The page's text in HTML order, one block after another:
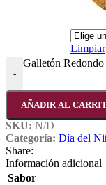
Limpiar
-
Galletón
AÑADIR AL
SKU: N/D
Categoría: Día del
Share:
Información adicional
Sabor